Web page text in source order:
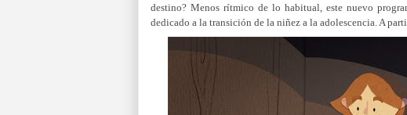
destino? Menos rítmico de lo habitual, este nuevo
dedicado a la transición de la niñez a la adolescencia. A